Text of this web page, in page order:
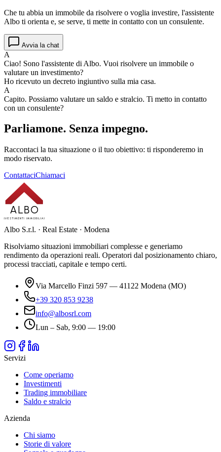
Che tu abbia un immobile da risolvere o voglia investire, l'assistente
Albo ti orienta e, se serve, ti mette in contatto con un consulente.
Avvia la chat
A
Ciao! Sono l'assistente di Albo. Vuoi risolvere un immobile o
valutare un investimento?
Ho ricevuto un decreto ingiuntivo sulla mia casa.
A
Capito. Possiamo valutare un saldo e stralcio. Ti metto in contatto
con un consulente?
Parliamone. Senza impegno.
Raccontaci la tua situazione o il tuo obiettivo: ti risponderemo in
modo riservato.
ContattaciChiamaci
ALBO
INVESTIMENTI IMMOBILIARI
Albo S.r.l. · Real Estate · Modena
Risolviamo situazioni immobiliari complesse e generiamo
rendimento da operazioni reali. Operatori dal posizionamento chiaro,
processi tracciati, capitale e tempo certi.
Via Marcello Finzi 597 — 41122 Modena (MO)
+39 320 853 9238
info@albosrl.com
Lun – Sab, 9:00 — 19:00
Servizi
Come operiamo
Investimenti
Trading immobiliare
Saldo e stralcio
Azienda
Chi siamo
Storie di valore